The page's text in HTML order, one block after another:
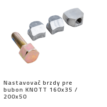
Nastavovač brzdy pre
bubon KNOTT 160x35 /
200x50